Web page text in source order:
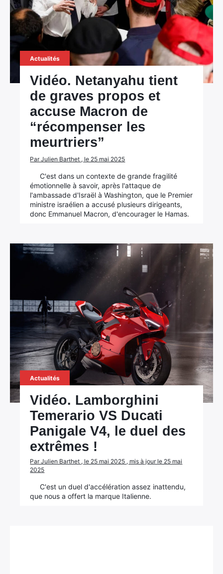
Actualités
Vidéo. Netanyahu tient
de graves propos et
accuse Macron de
“récompenser les
meurtriers”
Par Julien Barthet , le 25 mai 2025
C'est dans un contexte de grande fragilité
émotionnelle à savoir, après l'attaque de
l'ambassade d'Israël à Washington, que le Premier
ministre israélien a accusé plusieurs dirigeants,
donc Emmanuel Macron, d'encourager le Hamas.
Actualités
Vidéo. Lamborghini
Temerario VS Ducati
Panigale V4, le duel des
extrêmes !
Par Julien Barthet , le 25 mai 2025 , mis à jour le 25 mai
2025
C'est un duel d'accélération assez inattendu,
que nous a offert la marque Italienne.